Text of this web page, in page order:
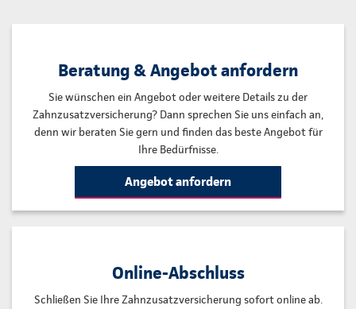
Beratung & Angebot anfordern
Sie wünschen ein Angebot oder weitere Details zu der
Zahnzusatzversicherung? Dann sprechen Sie uns einfach an,
denn wir beraten Sie gern und finden das beste Angebot für
Ihre Bedürfnisse.
Angebot anfordern
Online-Abschluss
Schließen Sie Ihre Zahnzusatzversicherung sofort online ab.